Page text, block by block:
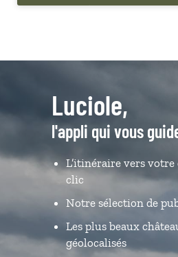
Luciole,
l'appli qui vous
L’itinéraire vers votre
clic
Notre sélection de
Les plus beaux
géolocalisés